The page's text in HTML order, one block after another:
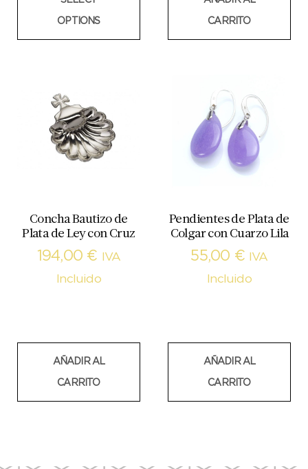
OPTIONS CARRITO
Concha Bautizo de
Plata de Ley con Cruz
194,00 €
IVA
Incluido
AÑADIR AL
CARRITO
Pendientes de Plata de
Colgar con Cuarzo Lila
55,00 €
IVA
Incluido
AÑADIR AL
CARRITO